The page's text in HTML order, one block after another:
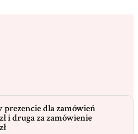
dla zamówień
i druga za zamówienie